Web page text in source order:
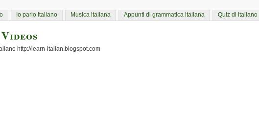
Io parlo italiano Musica italiana Appunti di grammatica italiana Quiz di italiano
http://learn-italian.blogspot.com